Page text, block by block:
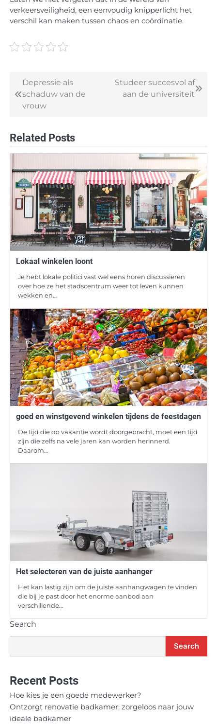
verkeersveiligheid, een eenvoudig knipperlicht het
verschil kan maken tussen chaos en coördinatie.
Post
navigation
Depressie als
schaduw van de
vrouw
Studeer succesvol af
aan de universiteit
Related Posts
Lokaal winkelen loont
Je hebt lokale politici vast wel eens horen discussiëren
over hoe ze het stadscentrum weer tot leven kunnen
wekken en…
goed en winstgevend winkelen tijdens de feestdagen
De tijd die op vakantie wordt doorgebracht, moet een tijd
zijn die zelfs na vele jaren kan worden herinnerd.
Daarom…
Het selecteren van de juiste aanhanger
Het kan lastig zijn om de juiste aanhangwagen te vinden
die bij je past door het enorme aanbod aan
verschillende…
Search
Search
Recent Posts
Hoe kies je een goede medewerker?
Ontzorgt renovatie badkamer: zorgeloos naar jouw
ideale badkamer